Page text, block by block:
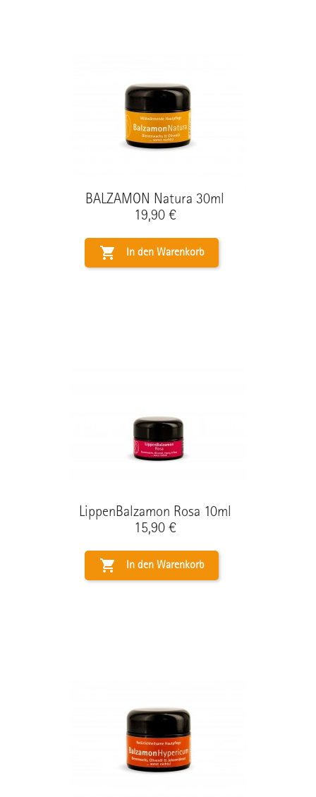
BALZAMON Natura 30ml
Preis
19,90 €
 In den Warenkorb
LippenBalzamon Rosa 10ml
Preis
15,90 €
 In den Warenkorb